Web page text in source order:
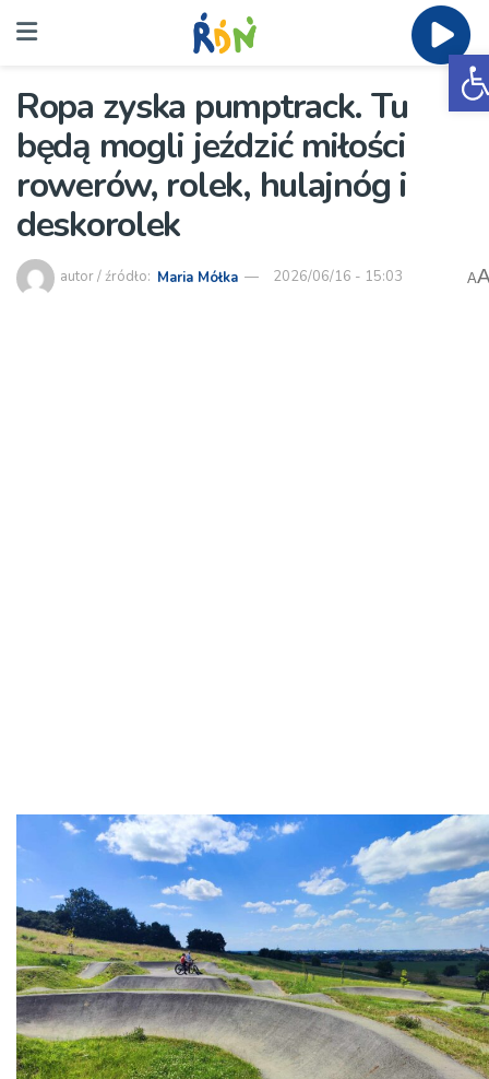
Ropa zyska pumptrack. Tu
będą mogli jeździć miłości
rowerów, rolek, hulajnóg i
deskorolek
autor / źródło: Maria Mółka 2026/06/16 - 15:03 A